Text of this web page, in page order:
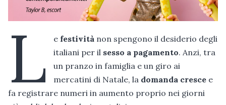
L e festività non spengono il desiderio degli
italiani per il sesso a pagamento. Anzi, tra
un pranzo in famiglia e un giro ai
mercatini di Natale, la domanda cresce e
fa registrare numeri in aumento proprio nei giorni